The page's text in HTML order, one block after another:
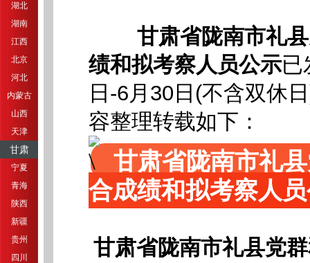
湖北
湖南
江西
北京
河北
内蒙古
山西
天津
甘肃
宁夏
青海
陕西
新疆
贵州
四川
甘肃省陇南市礼
绩和拟考察人员公示已
日-6月30日(不含双休
容整理转载如下：
甘肃省陇南市礼
合成绩和拟考察人
甘肃省陇南市礼县党